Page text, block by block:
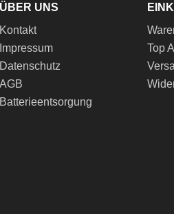
ÜBER UNS
Kontakt
Impressum
Datenschutz
AGB
Batterieentsorgung
Top